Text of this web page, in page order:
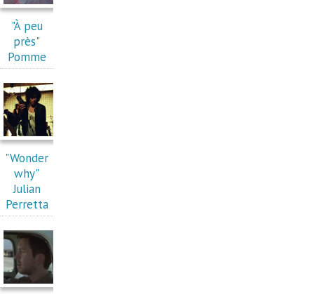
"À peu
près"
Pomme
"Wonder
why"
Julian
Perretta